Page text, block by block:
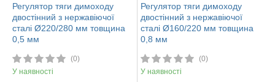
Регулятор тяги димоходу
двостінний з нержавіючої
сталі Ø220/280 мм товщина
0,5 мм
(0)
У наявності
Регулятор тяги димоходу
двостінний з нержавіючої
сталі Ø160/220 мм товщина
0,8 мм
(0)
У наявності